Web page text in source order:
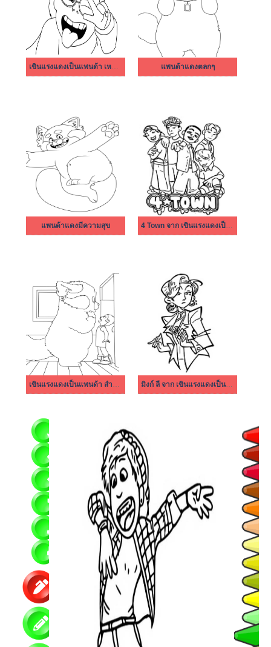
เขินแรงแดงเป็นแพนด้า เหมยลิน ลี แพนด้าแดงตลกๆ
แพนด้าแดงมีความสุข 4 Town จาก เขินแรงแดงเป็นแพนด้า
เขินแรงแดงเป็นแพนด้า สำหรับเด็ก มิงก์ ลี จาก เขินแรงแดงเป็นแพนด้า